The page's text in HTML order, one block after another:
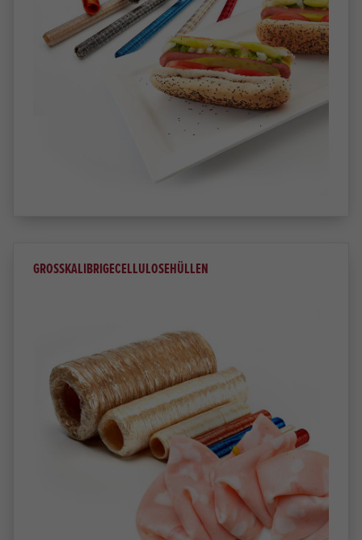
GROSSKALIBRIGECELLULOSEHÜLLEN